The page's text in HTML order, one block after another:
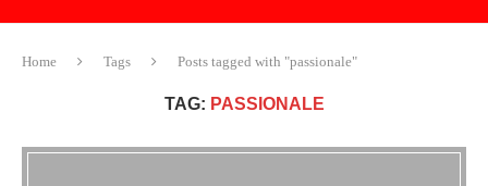
Home Tags Posts tagged with "passionale"
TAG: PASSIONALE